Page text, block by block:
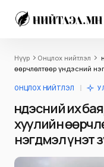
Нүүр Онцлох нийтлэл
өөрчлөлтөөр үндэсний
ОНЦЛОХ НИЙТЛЭЛ
Үндэсний их
хуулийн
нэгдмэл үнэт